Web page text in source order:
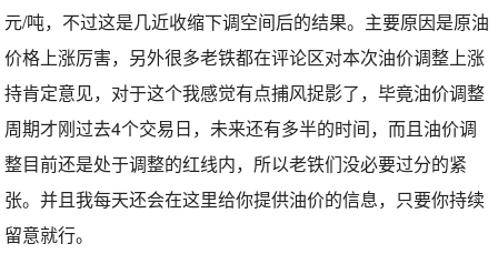
元/吨，不过这是几近收缩下调空间后的结果。主要原因是原油
价格上涨厉害，另外很多老铁都在评论区对本次油价调整上涨
持肯定意见，对于这个我感觉有点捕风捉影了，毕竟油价调整
周期才刚过去4个交易日，未来还有多半的时间，而且油价调
整目前还是处于调整的红线内，所以老铁们没必要过分的紧
张。并且我每天还会在这里给你提供油价的信息，只要你持续
留意就行。